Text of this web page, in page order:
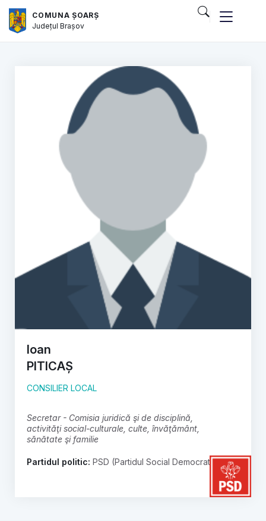
COMUNA ȘOARȘ
JudețulBrașov
Ioan
PITICAȘ
CONSILIER LOCAL
secretar - Comisia juridică şi de disciplină,
activităţi social-culturale, culte, învăţământ,
sănătate şi familie
Partidul politic: PSD (Partidul Social Democrat)